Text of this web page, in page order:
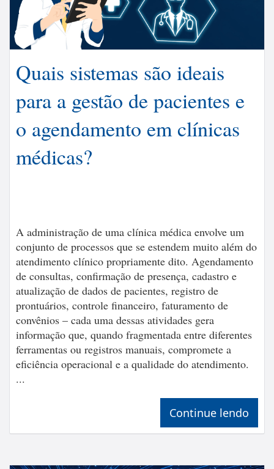
Quais sistemas são ideais
para a gestão de pacientes e
o agendamento em clínicas
médicas?
A administração de uma clínica médica envolve um
conjunto de processos que se estendem muito além do
atendimento clínico propriamente dito. Agendamento
de consultas, confirmação de presença, cadastro e
atualização de dados de pacientes, registro de
prontuários, controle financeiro, faturamento de
convênios – cada uma dessas atividades gera
informação que, quando fragmentada entre diferentes
ferramentas ou registros manuais, compromete a
eficiência operacional e a qualidade do atendimento.
...
Continue lendo